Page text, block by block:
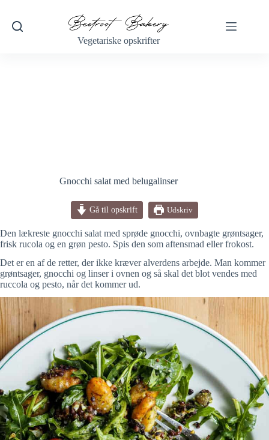
indhold
Vegetariske opskrifter
Gnocchi salat med belugalinser
Gå til opskrift Udskriv
Den lækreste gnocchi salat med sprøde gnocchi, ovnbagte grøntsager,
frisk rucola og en grøn pesto. Spis den som aftensmad eller frokost.
Det er en af de retter, der ikke kræver alverdens arbejde. Man kommer
grøntsager, gnocchi og linser i ovnen og så skal det blot vendes med
ruccola og pesto, når det kommer ud.